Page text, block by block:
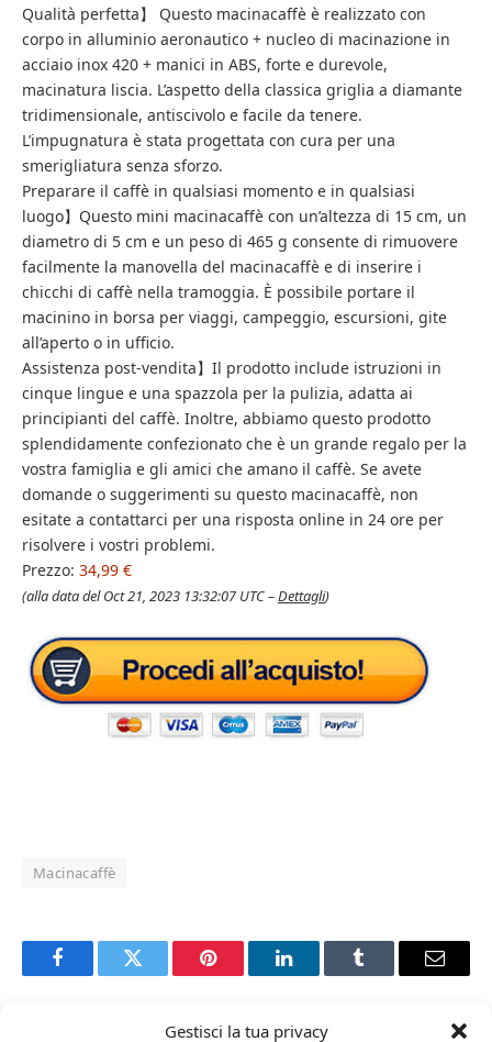
Gestisci la tua privacy
Qualità perfetta】 Questo macinacaffè è realizzato con
corpo in alluminio aeronautico + nucleo di macinazione in
acciaio inox 420 + manici in ABS, forte e durevole,
macinatura liscia. L’aspetto della classica griglia a diamante
tridimensionale, antiscivolo e facile da tenere.
L’impugnatura è stata progettata con cura per una
smerigliatura senza sforzo.
Preparare il caffè in qualsiasi momento e in qualsiasi
luogo】Questo mini macinacaffè con un’altezza di 15 cm, un
diametro di 5 cm e un peso di 465 g consente di rimuovere
facilmente la manovella del macinacaffè e di inserire i
chicchi di caffè nella tramoggia. È possibile portare il
macinino in borsa per viaggi, campeggio, escursioni, gite
all’aperto o in ufficio.
Assistenza post-vendita】Il prodotto include istruzioni in
cinque lingue e una spazzola per la pulizia, adatta ai
principianti del caffè. Inoltre, abbiamo questo prodotto
splendidamente confezionato che è un grande regalo per la
vostra famiglia e gli amici che amano il caffè. Se avete
domande o suggerimenti su questo macinacaffè, non
esitate a contattarci per una risposta online in 24 ore per
risolvere i vostri problemi.
Prezzo: 34,99 €
(alla data del Oct 21, 2023 13:32:07 UTC –Dettagli)
Macinacaffè
FacebookTwitter Pinterest LinkedInTumblr Email